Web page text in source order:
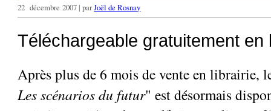
22 décembre 2007 | parJoël de Rosnay
Téléchargeable gratuitement en
Après plus de 6 mois de vente en librairie,
Les scénarios du futur" est désormais